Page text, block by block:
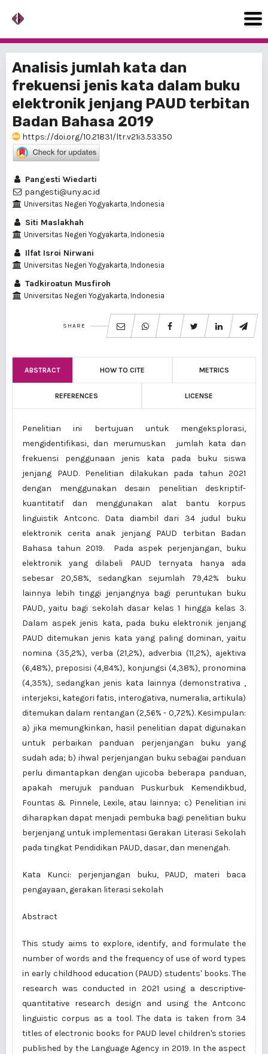
Analisis jumlah kata dan
frekuensi jenis kata dalam buku
elektronik jenjang PAUD terbitan
Badan Bahasa 2019
https://doi.org/10.21831/ltr.v21i3.53350
Pangesti Wiedarti
pangesti@uny.ac.id
Universitas Negeri Yogyakarta, Indonesia
Siti Maslakhah
Universitas Negeri Yogyakarta, Indonesia
Ilfat Isroi Nirwani
Universitas Negeri Yogyakarta, Indonesia
Tadkiroatun Musfiroh
Universitas Negeri Yogyakarta, Indonesia
SHARE
ABSTRACT HOW TO CITE METRICS
REFERENCES LICENSE
Penelitian ini bertujuan untuk mengeksplorasi,
mengidentifikasi, dan merumuskan jumlah kata dan
frekuensi penggunaan jenis kata pada buku siswa
jenjang PAUD. Penelitian dilakukan pada tahun 2021
dengan menggunakan desain penelitian deskriptif-
kuantitatif dan menggunakan alat bantu korpus
linguistik Antconc. Data diambil dari 34 judul buku
elektronik cerita anak jenjang PAUD terbitan Badan
Bahasa tahun 2019. Pada aspek perjenjangan, buku
elektronik yang dilabeli PAUD ternyata hanya ada
sebesar 20,58%, sedangkan sejumlah 79,42% buku
lainnya lebih tinggi jenjangnya bagi peruntukan buku
PAUD, yaitu bagi sekolah dasar kelas 1 hingga kelas 3.
Dalam aspek jenis kata, pada buku elektronik jenjang
PAUD ditemukan jenis kata yang paling dominan, yaitu
nomina (35,2%), verba (21,2%), adverbia (11,2%), ajektiva
(6,48%), preposisi (4,84%), konjungsi (4,38%), pronomina
(4,35%), sedangkan jenis kata lainnya (demonstrativa ,
interjeksi, kategori fatis, interogativa, numeralia, artikula)
ditemukan dalam rentangan (2,56% - 0,72%). Kesimpulan:
a) jika memungkinkan, hasil penelitian dapat digunakan
untuk perbaikan panduan perjenjangan buku yang
sudah ada; b) ihwal perjenjangan buku sebagai panduan
perlu dimantapkan dengan ujicoba beberapa panduan,
apakah merujuk panduan Puskurbuk Kemendikbud,
Fountas & Pinnele, Lexile, atau lainnya; c) Penelitian ini
diharapkan dapat menjadi pembuka bagi penelitian buku
berjenjang untuk implementasi Gerakan Literasi Sekolah
pada tingkat Pendidikan PAUD, dasar, dan menengah.
Kata Kunci: perjenjangan buku, PAUD, materi baca
pengayaan, gerakan literasi sekolah
Abstract
This study aims to explore, identify, and formulate the
number of words and the frequency of use of word types
in early childhood education (PAUD) students' books. The
research was conducted in 2021 using a descriptive-
quantitative research design and using the Antconc
linguistic corpus as a tool. The data is taken from 34
titles of electronic books for PAUD level children's stories
published by the Language Agency in 2019. In the aspect